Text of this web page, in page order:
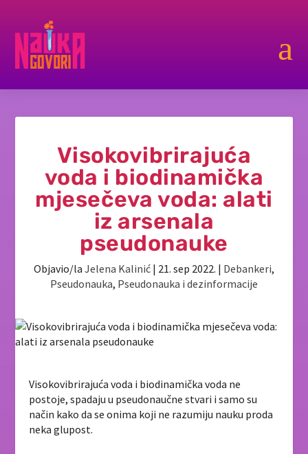
a
Visokovibrirajuća
voda i biodinamička
mjesečeva voda: alati
iz arsenala
pseudonauke
Objavio/la Jelena Kalinić | 21. sep 2022. | Debankeri,
Pseudonauka, Pseudonauka i dezinformacije
Visokovibrirajuća voda i biodinamička voda ne
postoje, spadaju u pseudonaučne stvari i samo su
način kako da se onima koji ne razumiju nauku proda
neka glupost.